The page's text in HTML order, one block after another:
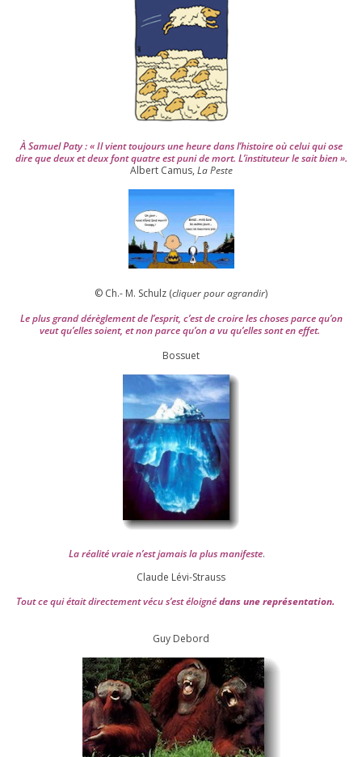
À Samuel Paty : « Il vient tou­jours une heure dans l’his­toire où celui qui ose
dire que deux et deux font quatre est puni de mort. L’instituteur le sait bien ».
Albert Camus, La Peste
© Ch.- M. Schulz (cli­quer pour agran­dir)
Le plus grand dérè­gle­ment de l’es­prit, c’est de croire les choses parce qu’on
veut qu’elles soient, et non parce qu’on a vu qu’elles sont en effet.
Bossuet
La réa­lité vraie n’est jamais la plus mani­feste.
Claude Lévi-Strauss
Tout ce qui était direc­te­ment vécu s’est éloi­gnédans une repré­sen­ta­tion.
Guy Debord